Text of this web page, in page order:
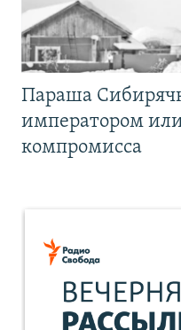
Параша
императором
компромисса